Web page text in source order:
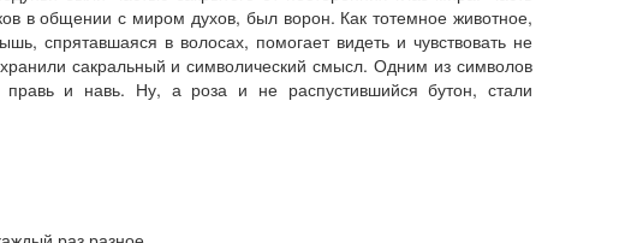
в общении с миром духов, был ворон. Как тотемное животное,
спрятавшаяся в волосах, помогает видеть и чувствовать не
сакральный и символический смысл. Одним из символов
и навь. Ну, а роза и не распустившийся бутон, стали